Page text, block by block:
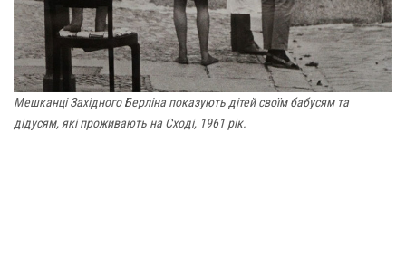
Мешканці Західного Берліна показують дітей своїм бабусям та
дідусям, які проживають на Сході, 1961 рік.